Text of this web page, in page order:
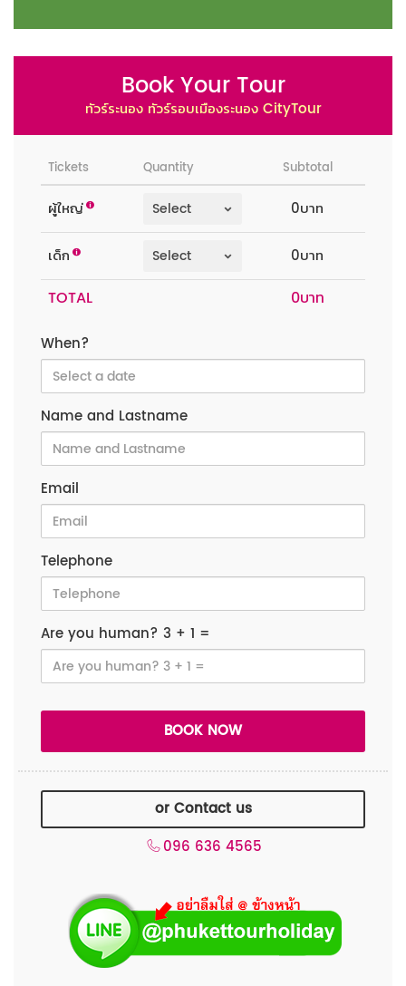
Book Your Tour
ทัวร์ระนอง ทัวร์รอบเมืองระนอง CityTour
Tickets Quantity Subtotal
TOTAL
ผู้ใหญ่ 0บาท
เด็ก 0บาท
When?
Name and Lastname
Email
Telephone
Are you human? 3 + 1 =
or Contact us
096 636 4565